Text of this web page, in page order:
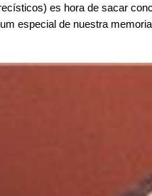
es hora de sacar
especial de nuestra